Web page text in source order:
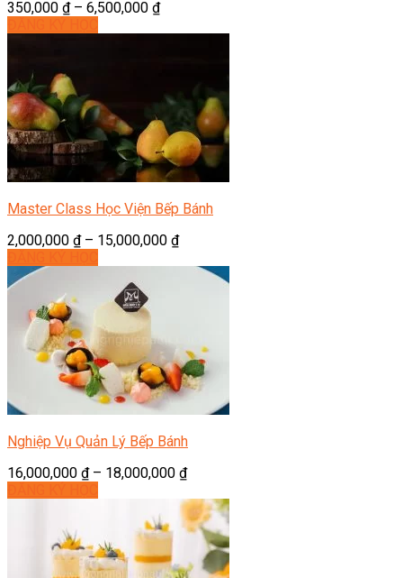
350,000 ₫– 6,500,000 ₫
Master Class Học Viện Bếp Bánh
2,000,000 ₫– 15,000,000 ₫
Nghiệp Vụ Quản Lý Bếp Bánh
16,000,000 ₫– 18,000,000 ₫